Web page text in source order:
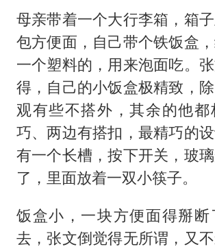
母亲带着一个大行李箱，箱
包方便面，自己带个铁饭盒
一个塑料的，用来泡面吃。
得，自己的小饭盒极精致，
观有些不搭外，其余的他
巧、两边有搭扣，最精巧的设
有一个长槽，按下开关，玻
了，里面放着一双小筷子。
饭盒小，一块方便面得掰断
去，张文倒觉得无所谓，又不